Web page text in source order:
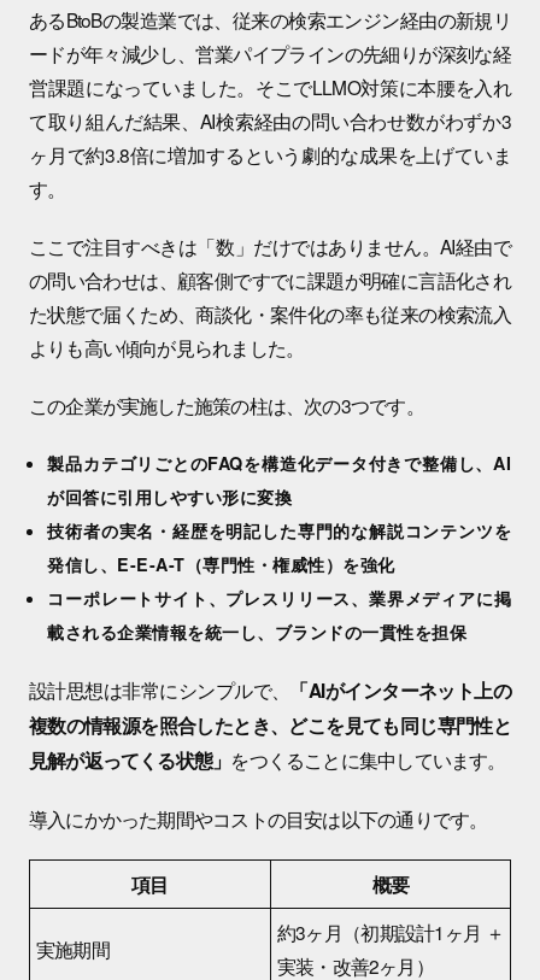
あるBtoBの製造業では、従来の検索エンジン経由の新規リ
ードが年々減少し、営業パイプラインの先細りが深刻な経
営課題になっていました。そこでLLMO対策に本腰を入れ
て取り組んだ結果、AI検索経由の問い合わせ数がわずか3
ヶ月で約3.8倍に増加するという劇的な成果を上げていま
す。
ここで注目すべきは「数」だけではありません。AI経由で
の問い合わせは、顧客側ですでに課題が明確に言語化され
た状態で届くため、商談化・案件化の率も従来の検索流入
よりも高い傾向が見られました。
この企業が実施した施策の柱は、次の3つです。
製品カテゴリごとのFAQを構造化データ付きで整備し、AI
が回答に引用しやすい形に変換
技術者の実名・経歴を明記した専門的な解説コンテンツを
発信し、E-E-A-T（専門性・権威性）を強化
コーポレートサイト、プレスリリース、業界メディアに掲
載される企業情報を統一し、ブランドの一貫性を担保
設計思想は非常にシンプルで、
「AIがインターネット上の
複数の情報源を照合したとき、どこを見ても同じ専門性と
見解が返ってくる状態」 をつくることに集中しています。
導入にかかった期間やコストの目安は以下の通りです。
項目 概要
実施期間
約3ヶ月（初期設計1ヶ月 ＋
実装・改善2ヶ月）